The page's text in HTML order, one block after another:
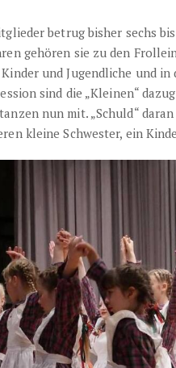
betrug bisher sechs
gehören sie zu den
und Jugendliche und
sind die „Kleinen“
nun mit. „Schuld“
kleine Schwester, ein